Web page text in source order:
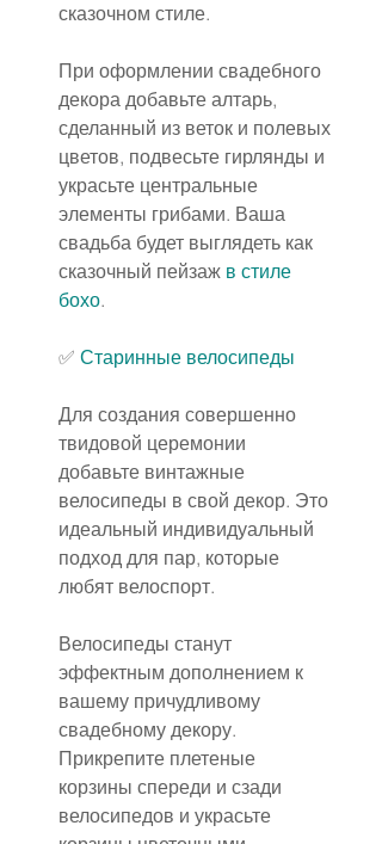
сказочном стиле.
При оформлении свадебного
декора добавьте алтарь,
сделанный из веток и полевых
цветов, подвесьте гирлянды и
украсьте центральные
элементы грибами. Ваша
свадьба будет выглядеть как
сказочный пейзаж в стиле
бохо.
✅ Старинные велосипеды
Для создания совершенно
твидовой церемонии
добавьте винтажные
велосипеды в свой декор. Это
идеальный индивидуальный
подход для пар, которые
любят велоспорт.
Велосипеды станут
эффектным дополнением к
вашему причудливому
свадебному декору.
Прикрепите плетеные
корзины спереди и сзади
велосипедов и украсьте